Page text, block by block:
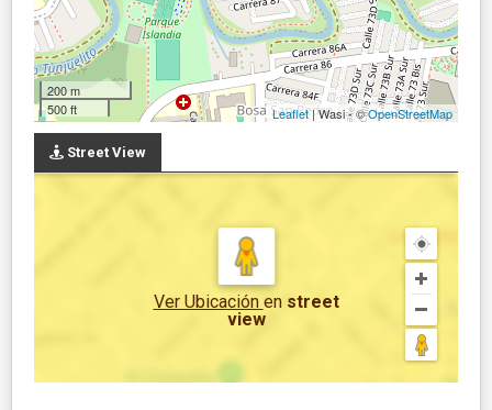
200 m
500 ft
Leaflet| Wasi - ©OpenStreetMap
Street View
Ver Ubicación en street
view